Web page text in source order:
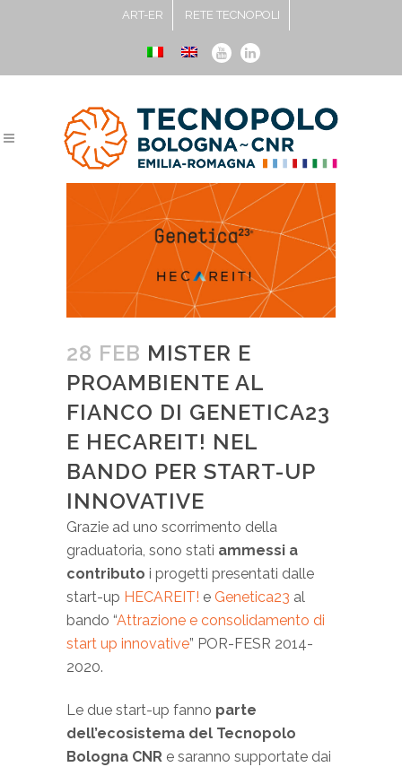
ART-ER RETE TECNOPOLI
28 FEB MISTER E
PROAMBIENTE AL
FIANCO DI GENETICA23
E HECAREIT! NEL
BANDO PER START-UP
INNOVATIVE
Grazie ad uno scorrimento della
graduatoria, sono stati ammessi a
contributo i progetti presentati dalle
start-up HECAREIT! e Genetica23 al
bando “Attrazione e consolidamento di
start up innovative” POR-FESR 2014-
2020.
Le due start-up fanno parte
dell’ecosistema del Tecnopolo
Bologna CNR e saranno supportate dai